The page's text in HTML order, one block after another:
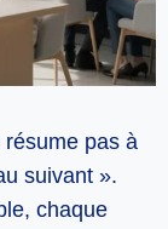
pas à
suivant ».
chaque